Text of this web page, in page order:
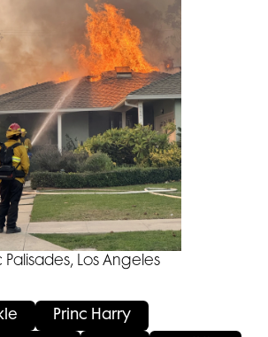
Palisades, Los Angeles
Princ Harry